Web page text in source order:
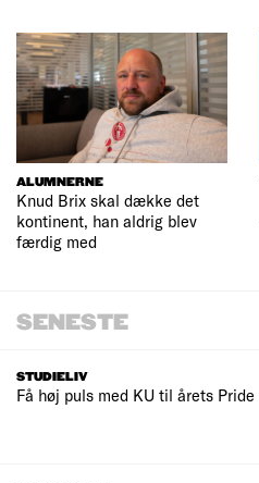
ALUMNERNE
Knud Brix skal dække det
kontinent, han aldrig blev
færdig med
SENESTE
STUDIELIV
Få høj puls med KU til årets Pride